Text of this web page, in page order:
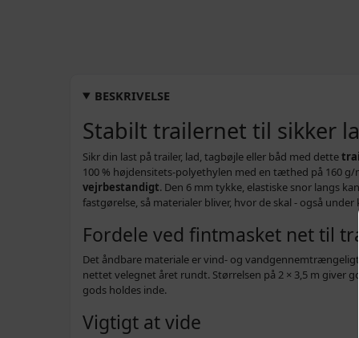
BESKRIVELSE
Stabilt trailernet til sikker
Sikr din last på trailer, lad, tagbøjle eller båd med dette
100 % højdensitets‑polyethylen med en tæthed på 160 g/
vejrbestandigt. Den 6 mm tykke, elastiske snor langs
fastgørelse, så materialer bliver, hvor de skal - også under
Fordele ved fintmasket net til
Det åndbare materiale er vind- og
nettet velegnet året rundt. Størrelsen på 2 × 3,5 m giver
gods holdes inde.
Vigtigt at vide